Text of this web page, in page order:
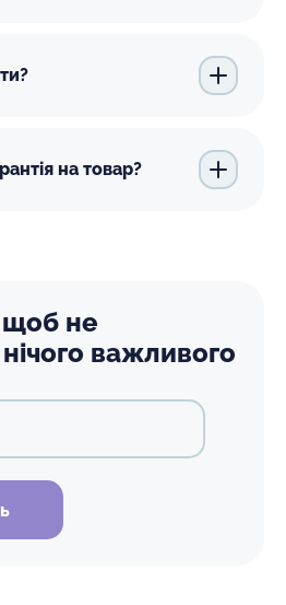
на товар?
щоб не
важливого